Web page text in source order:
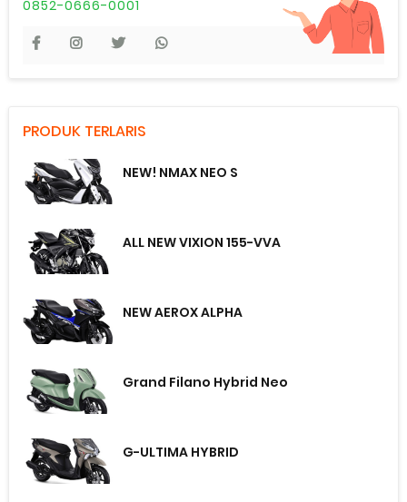
0852-0666-0001
PRODUK TERLARIS
NEW! NMAX NEO S
ALL NEW VIXION 155-VVA
NEW AEROX ALPHA
Grand Filano Hybrid Neo
G-ULTIMA HYBRID